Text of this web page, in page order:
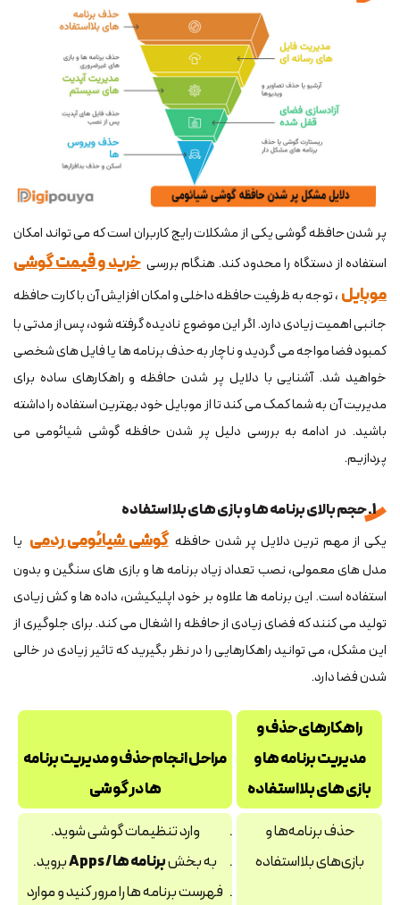
پر شدن حافظه گوشی یکی از مشکلات رایج کاربران است که می تواند امکان
استفاده از دستگاه را محدود کند. هنگام بررسی خرید و قیمت گوشی
موبایل ، توجه به ظرفیت حافظه داخلی و امکان افزایش آن با کارت حافظه
جانبی اهمیت زیادی دارد. اگر این موضوع نادیده گرفته شود، پس از مدتی با
کمبود فضا مواجه می گردید و ناچار به حذف برنامه‌ ها یا فایل‌ های شخصی
خواهید شد. آشنایی با دلایل پر شدن حافظه و راهکارهای ساده برای
مدیریت آن به شما کمک می کند تا از موبایل خود بهترین استفاده را داشته
باشید. در ادامه به بررسی دلیل پر شدن حافظه گوشی شیائومی می
پردازیم.
1. حجم بالای برنامه ها و بازی های بلا استفاده
یکی از مهم ترین دلایل پر شدن حافظه گوشی شیائومی ردمی یا
مدل های معمولی، نصب تعداد زیاد برنامه ها و بازی های سنگین و بدون
استفاده است. این برنامه ها علاوه بر خود اپلیکیشن، داده ها و کش زیادی
تولید می کنند که فضای زیادی از حافظه را اشغال می کند. برای جلوگیری از
این مشکل، می توانید راهکارهایی را در نظر بگیرید که تاثیر زیادی در خالی
شدن فضا دارد.
راهکارهای حذف و
مدیریت برنامه ها و
بازی های بلااستفاده
مراحل انجام حذف و مدیریت برنامه
ها در گوشی
حذف برنامه‌ها و
بازی‌های بلااستفاده
وارد تنظیمات گوشی شوید.
به بخشبرنامه‌ ها / Apps
بروید.
فهرست برنامه‌ ها را مرور کنید و موارد